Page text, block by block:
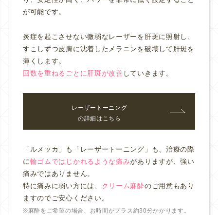
が可能です。
炎症を起こさせない微弱なレーザーを肝斑に照射し、
すこしずつ皮膚に沈着したメラニンを破壊して肝斑を
薄くします。
回数を重ねるごとに肝斑が改善 していきます。
レーザートーニング
の詳細はこちら
「ルメッカ」も「レーザートーニング」も、治療の際
に輪ゴムではじかれるような痛みがありますが、強い
痛みではありません。
特に痛みに弱い方には、 クリーム麻酔のご用意もあり
ますのでご安心ください。
※麻酔をご希望の場合、お時間がプラス約30分かかります。